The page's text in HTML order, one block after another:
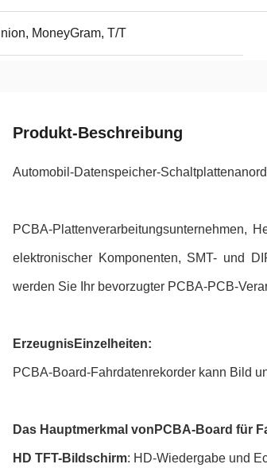
MoneyGram, T/T
Produkt-Beschreibung
Automobil-Datenspeicher-
PCBA-Plattenverarbeitungsunternehmen,
elektronischer Komponenten, SMT- und
werden Sie Ihr bevorzugter PCBA-PCB-
ErzeugnisEinzelheiten:
PCBA-Board-Fahrdatenrekorder kann Bild
Das Hauptmerkmal von PCBA-Board für
HD TFT-Bildschirm: HD-Wiedergabe und